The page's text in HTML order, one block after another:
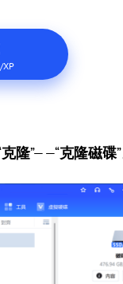
克隆”——“克隆磁碟